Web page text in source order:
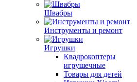
Швабры
Инструменты и ремонт
Игрушки
Квадрокоптеры
игрушечные
Товары для детей